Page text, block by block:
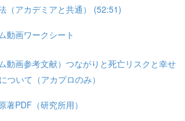
（アカデミアと共通） (52:51)
動画ワークシート
動画参考文献）つながりと死亡リスクと幸せ
ついて（アカプロのみ）
著PDF（研究所用）